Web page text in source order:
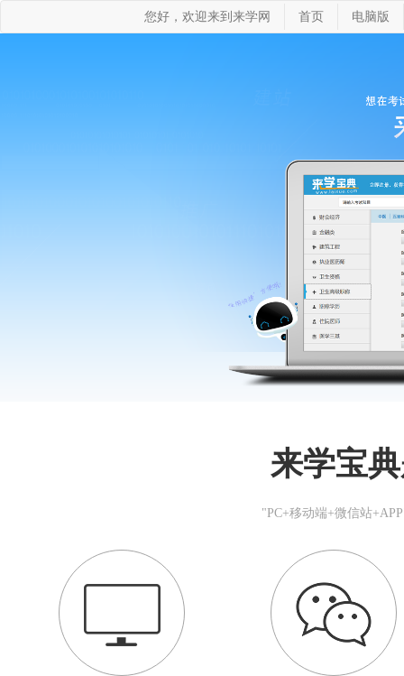
您好，欢迎来到来学网 首页 电脑版
来学宝
"PC+移动端+微信站